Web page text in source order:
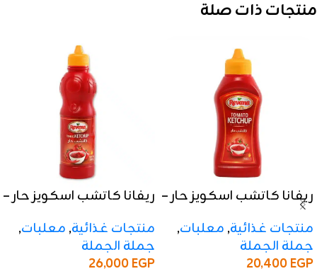
منتجات ذات صلة
ريفانا كاتشب اسكويز حار –
350 جرام
منتجات غذائية, معلبات,
جملة الجملة
20,400EGP
ريفانا كاتشب اسكويز حار –
منتجات غذائية, معلبات,
جملة الجملة
26,000EGP